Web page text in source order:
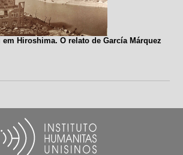
Hiroshima. O relato de García Márquez